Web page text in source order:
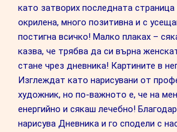
като затворих последната страница
окрилена, много позитивна и с
постигна всичко! Малко плаках –
казва, че трябва да си върна
стане чрез дневника! Картините в
Изглеждат като нарисувани от
художник, но по-важното е, че на
енергийно и сякаш лечебно!
нарисува Дневника и го сподели с